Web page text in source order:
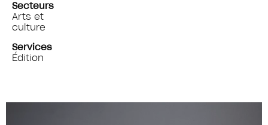
Secteurs
Arts et
culture
Services
Édition